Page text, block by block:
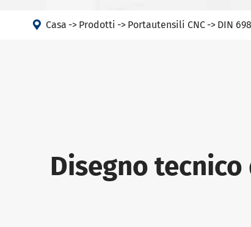
 Casa Prodotti Portautensili CNC DIN
Disegno tecnico